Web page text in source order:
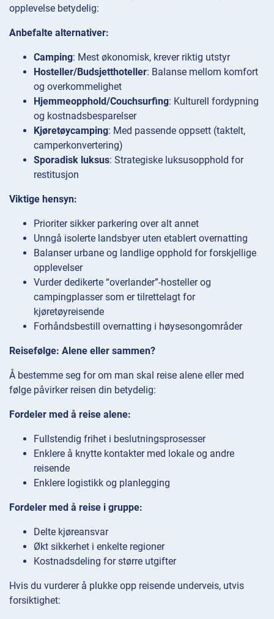
opplevelse betydelig:
Anbefalte alternativer:
Camping: Mest økonomisk, krever riktig utstyr
Hosteller/Budsjetthoteller: Balanse mellom komfort
og overkommelighet
Hjemmeopphold/Couchsurfing: Kulturell fordypning
og kostnadsbesparelser
Kjøretøycamping: Med passende oppsett (taktelt,
camperkonvertering)
Sporadisk luksus: Strategiske luksusopphold for
restitusjon
Viktige hensyn:
Prioriter sikker parkering over alt annet
Unngå isolerte landsbyer uten etablert overnatting
Balanser urbane og landlige opphold for forskjellige
opplevelser
Vurder dedikerte “overlander”-hosteller og
campingplasser som er tilrettelagt for
kjøretøyreisende
Forhåndsbestill overnatting i høysesongområder
Reisefølge: Alene eller sammen?
Å bestemme seg for om man skal reise alene eller med
følge påvirker reisen din betydelig:
Fordeler med å reise alene:
Fullstendig frihet i beslutningsprosesser
Enklere å knytte kontakter med lokale og andre
reisende
Enklere logistikk og planlegging
Fordeler med å reise i gruppe:
Delte kjøreansvar
Økt sikkerhet i enkelte regioner
Kostnadsdeling for større utgifter
Hvis du vurderer å plukke opp reisende underveis, utvis
forsiktighet: